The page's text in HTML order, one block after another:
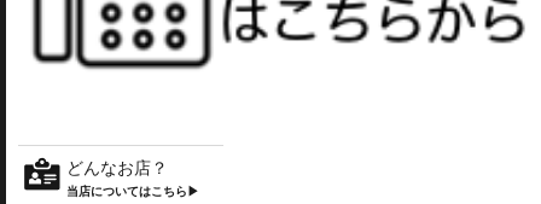
どんなお店？
当店についてはこちら▶